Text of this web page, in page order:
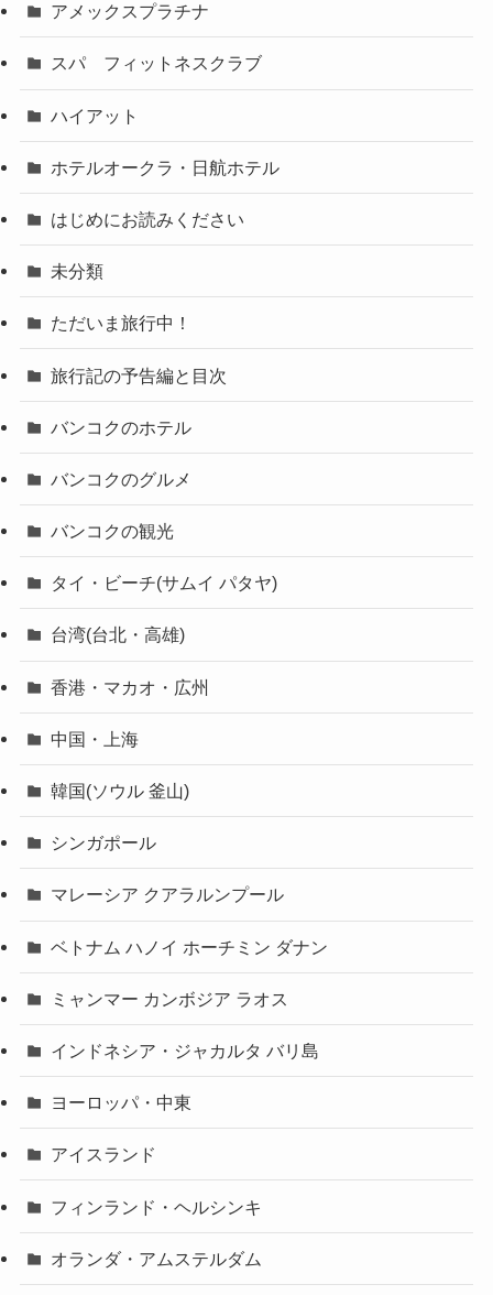
アメックスプラチナ
スパ フィットネスクラブ
ハイアット
ホテルオークラ・日航ホテル
はじめにお読みください
未分類
ただいま旅行中！
旅行記の予告編と目次
バンコクのホテル
バンコクのグルメ
バンコクの観光
タイ・ビーチ(サムイ パタヤ)
台湾(台北・高雄)
香港・マカオ・広州
中国・上海
韓国(ソウル 釜山)
シンガポール
マレーシア クアラルンプール
ベトナム ハノイ ホーチミン ダナン
ミャンマー カンボジア ラオス
インドネシア・ジャカルタ バリ島
ヨーロッパ・中東
アイスランド
フィンランド・ヘルシンキ
オランダ・アムステルダム